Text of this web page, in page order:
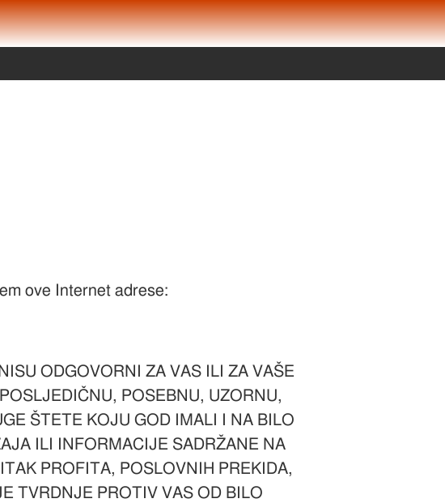
ove Internet adrese:
ODGOVORNI ZA VAS ILI ZA VAŠE
POSEBNU, UZORNU,
ŠTETE KOJU GOD IMALI I NA BILO
ILI INFORMACIJE SADRŽANE NA
PROFITA, POSLOVNIH PREKIDA,
TVRDNJE PROTIV VAS OD BILO